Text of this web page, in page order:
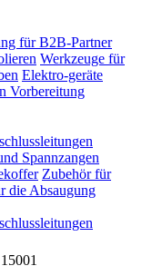
für B2B-Partner
Werkzeuge für
Elektro-geräte
Vorbereitung
Spannzangen
Zubehör für
die Absaugung